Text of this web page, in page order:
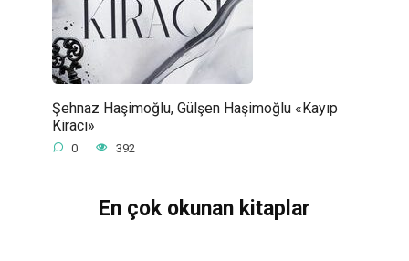
Şehnaz Haşimoğlu, Gülşen Haşimoğlu «Kayıp
Kiracı»
0 392
En çok okunan kitaplar